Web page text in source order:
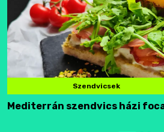
Szendvicsek
Mediterrán szendvics házi